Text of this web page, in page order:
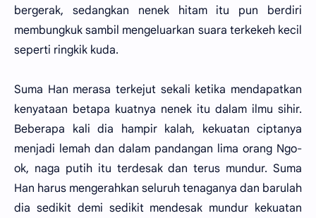
bergerak, sedangkan nenek hitam itu pun berdiri
membungkuk sambil mengeluarkan suara terkekeh kecil
seperti ringkik kuda.
Suma Han merasa terkejut sekali ketika mendapatkan
kenyataan betapa kuatnya nenek itu dalam ilmu sihir.
Beberapa kali dia hampir kalah, kekuatan ciptanya
menjadi lemah dan dalam pandangan lima orang Ngo-
ok, naga putih itu terdesak dan terus mundur. Suma
Han harus mengerahkan seluruh tenaganya dan barulah
dia sedikit demi sedikit mendesak mundur kekuatan